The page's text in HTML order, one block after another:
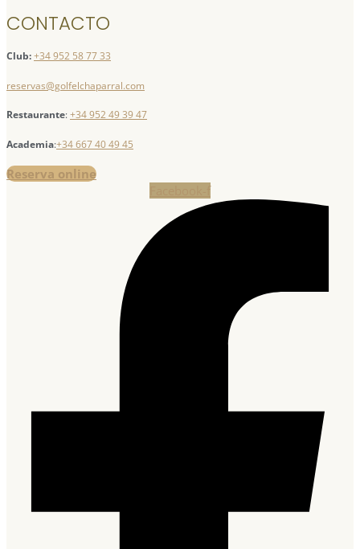
CONTACTO
Club:+34 952 58 77 33
reservas@golfelchaparral.com
Restaurante:+34 952 49 39 47
Academia:+34 667 40 49 45
Reserva online